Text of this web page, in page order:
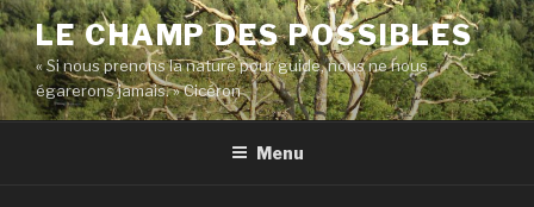
Aller
au
contenu
principal
LE CHAMP DES POSSIBLES
« Si nous prenons la nature pour guide, nous ne nous
égarerons jamais. » Cicéron
Menu